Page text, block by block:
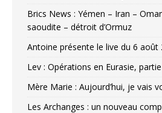
Brics News : Yémen – Iran –
saoudite – détroit d’Ormuz
Antoine présente le live du 6 août
Lev : Opérations en Eurasie,
Mère Marie : Aujourd’hui, je vais
Les Archanges : un nouveau